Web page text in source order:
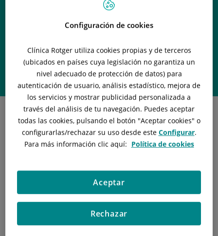
Dra. Anastasia
Mocritcaia
Profesional de
REUMATOLOGÍA
Medicina y Cirugía (Università degli Studi di Verona, Italia).
Reumatología (Hospital Clínic Barcelona, España).
Experiencia Profesional
Configuración de cookies
Clínica Rotger utiliza cookies propias y de terceros
(ubicados en países cuya legislación no garantiza un
nivel adecuado de protección de datos) para
autenticación de usuario, análisis estadístico, mejora de
los servicios y mostrar publicidad personalizada a
través del análisis de tu navegación. Puedes aceptar
todas las cookies, pulsando el botón "Aceptar cookies" o
configurarlas/rechazarsu uso desde este Configurar.
Para más información clic aquí: Política de cookies
Rechazar
Aceptar